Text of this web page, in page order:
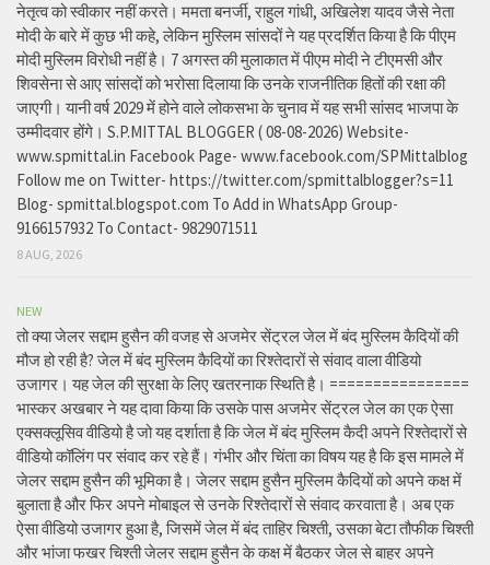
नेतृत्व को स्वीकार नहीं करते। ममता बनर्जी, राहुल गांधी, अखिलेश यादव जैसे नेता
मोदी के बारे में कुछ भी कहे, लेकिन मुस्लिम सांसदों ने यह प्रदर्शित किया है कि पीएम
मोदी मुस्लिम विरोधी नहीं है। 7 अगस्त की मुलाकात में पीएम मोदी ने टीएमसी और
शिवसेना से आए सांसदों को भरोसा दिलाया कि उनके राजनीतिक हितों की रक्षा की
जाएगी। यानी वर्ष 2029 में होने वाले लोकसभा के चुनाव में यह सभी सांसद भाजपा के
उम्मीदवार होंगे। S.P.MITTAL BLOGGER ( 08-08-2026) Website-
www.spmittal.in Facebook Page- www.facebook.com/SPMittalblog
Follow me on Twitter- https://twitter.com/spmittalblogger?s=11
Blog- spmittal.blogspot.com To Add in WhatsApp Group-
9166157932 To Contact- 9829071511
8 AUG, 2026
NEW
तो क्या जेलर सद्दाम हुसैन की वजह से अजमेर सेंट्रल जेल में बंद मुस्लिम कैदियों की
मौज हो रही है? जेल में बंद मुस्लिम कैदियों का रिश्तेदारों से संवाद वाला वीडियो
उजागर। यह जेल की सुरक्षा के लिए खतरनाक स्थिति है। ================
भास्कर अखबार ने यह दावा किया कि उसके पास अजमेर सेंट्रल जेल का एक ऐसा
एक्सक्लूसिव वीडियो है जो यह दर्शाता है कि जेल में बंद मुस्लिम कैदी अपने रिश्तेदारों से
वीडियो कॉलिंग पर संवाद कर रहे हैं। गंभीर और चिंता का विषय यह है कि इस मामले में
जेलर सद्दाम हुसैन की भूमिका है। जेलर सद्दाम हुसैन मुस्लिम कैदियों को अपने कक्ष में
बुलाता है और फिर अपने मोबाइल से उनके रिश्तेदारों से संवाद करवाता है। अब एक
ऐसा वीडियो उजागर हुआ है, जिसमें जेल में बंद ताहिर चिश्ती, उसका बेटा तौफीक चिश्ती
और भांजा फखर चिश्ती जेलर सद्दाम हुसैन के कक्ष में बैठकर जेल से बाहर अपने